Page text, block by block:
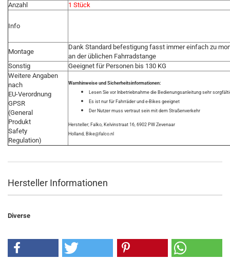
Anzahl
1 Stück
Info
Montage
Dank Standard befestigung fasst immer einfach zu
an der üblichen Fahrradstange
Sonstig
Geeignet für Personen bis 130 KG
Weitere Angaben
nach
EU-Verordnung
GPSR
(General
Produkt
Safety
Regulation)
Warnhinweise und Sicherheitsinformationen:
Lesen Sie vor Inbetriebnahme die Bedienungsanleitung sehr
Es ist nur für Fahrräder und e-Bikes geeignet
Der Nutzer muss vertraut sein mit dem Straßenverkehr
Hersteller; Falko, Kelvinstraat 16, 6902 PW Zevenaar
Holland, Bike@falco.nl
Hersteller Informationen
Diverse